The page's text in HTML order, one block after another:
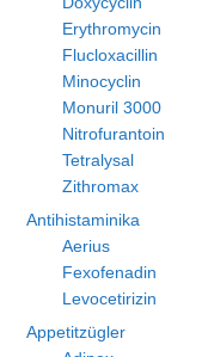
Erythromycin
Flucloxacillin
Minocyclin
Monuril 3000
Nitrofurantoin
Tetralysal
Zithromax
Antihistaminika
Aerius
Fexofenadin
Levocetirizin
Appetitzügler